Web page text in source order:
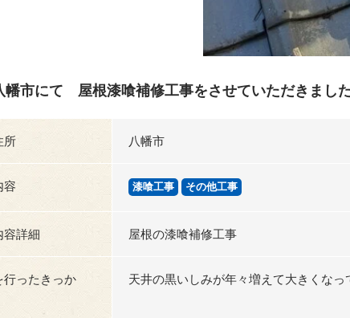
幡市にて 屋根漆喰補修工事をさせていただきまし
所 八幡市
容 漆喰工事 その他工事
容詳細 屋根の漆喰補修工事
行ったきっか
天井の黒いしみが年々増えて大きくな